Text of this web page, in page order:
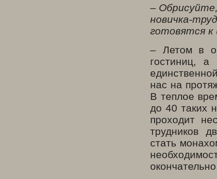
–
новичка-
готовятся к
– Летом в
гостиниц,
нас на
В теплое
до 40 таких
проходит
трудников
стать